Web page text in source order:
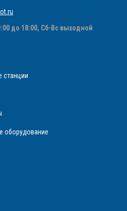
до 18:00, Сб-Вс выходной
станции
оборудование